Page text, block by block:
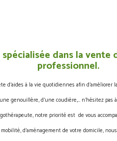
dans la
professionnel.
d’aides à la vie quotidiennes afin
genouillère, d’une coudière,… n’hésitez
notre priorité est de vous
d’aménagement de votre domicile,